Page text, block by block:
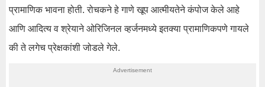
प्रामाणिक भावना होती. रोचकने हे गाणे खूप आत्मीयतेने कंपोज केले आहे
आणि आदित्य व श्रेयाने ओरिजिनल व्हर्जनमध्ये इतक्या प्रामाणिकपणे गायले
की ते लगेच प्रेक्षकांशी जोडले गेले.